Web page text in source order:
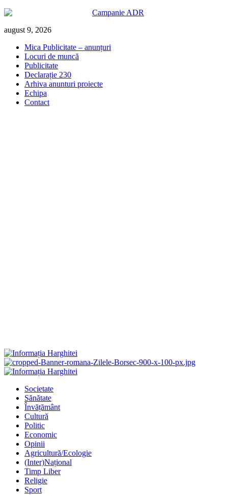
Skip
content
august 9, 2026
Mica Publicitate – anunțuri
Locuri de muncă
Publicitate
Declarație 230
Arhiva anunturi proiecte
Echipa
Contact
Primary
Societate
Sănătate
Învățământ
Cultură
Politic
Economic
Opinii
Agricultură/Ecologie
(Inter)Național
Timp Liber
Religie
Sport